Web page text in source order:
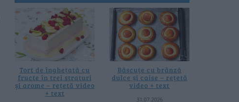
Tort de înghețată cu
fructe în trei straturi
și arome – rețetă video
+ text
Băscuțe cu brânză
dulce și caise – rețetă
video + text
31.07.2026